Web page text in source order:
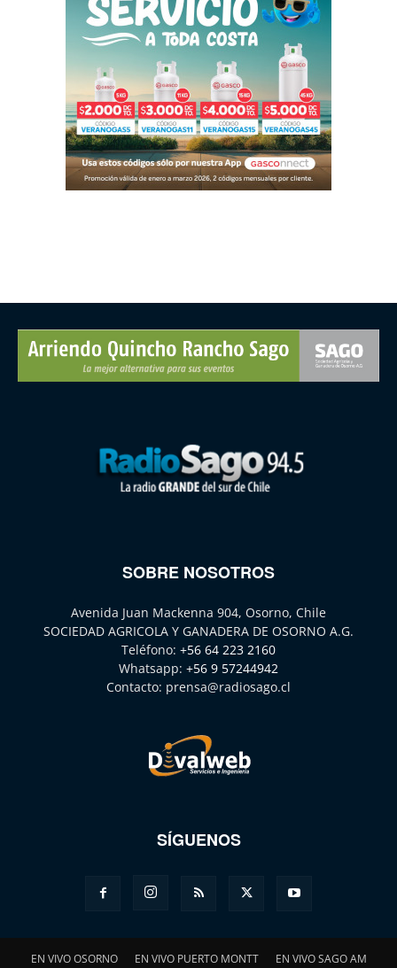
SOBRE NOSOTROS
Avenida Juan Mackenna 904, Osorno, Chile
SOCIEDAD AGRICOLA Y GANADERA DE OSORNO A.G.
Teléfono: +56 64 223 2160
Whatsapp: +56 9 57244942
Contacto: prensa@radiosago.cl
SÍGUENOS
EN VIVO OSORNO EN VIVO PUERTO MONTT EN VIVO SAGO AM